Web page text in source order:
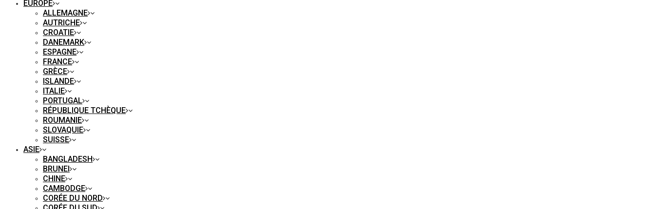
EUROPE
ALLEMAGNE
AUTRICHE
CROATIE
DANEMARK
ESPAGNE
FRANCE
GRÈCE
ISLANDE
ITALIE
PORTUGAL
RÉPUBLIQUE TCHÈQUE
ROUMANIE
SLOVAQUIE
SUISSE
ASIE
BANGLADESH
BRUNEI
CHINE
CAMBODGE
CORÉE DU NORD